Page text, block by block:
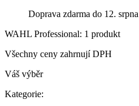
Doprava zdarma do 12. srpna
WAHL Professional: 1 produkt
Všechny ceny zahrnují DPH
Váš výběr
Kategorie: